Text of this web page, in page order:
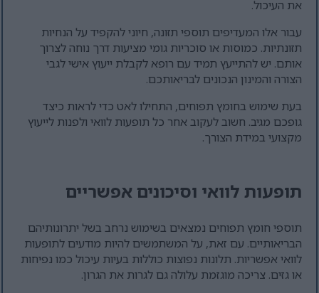
את העיכול.
עבור אלו המעדיפים תוספי תזונה, חיוני להקפיד על הנחיות
תזונתיות. כמוסות או סוכריות גומי מציעות דרך נוחה לצרוך
אותם. יש להתייעץ תמיד עם רופא לקבלת ייעוץ אישי לגבי
הצורה והמינון הנכונים לבריאותכם.
בעת שימוש בחומץ תפוחים, התחילו לאט כדי לראות כיצד
גופכם מגיב. חשוב לעקוב אחר כל תופעות לוואי ולפנות לייעוץ
מקצועי במידת הצורך.
תופעות לוואי וסיכונים אפשריים
תוספי חומץ תפוחים נמצאים בשימוש נרחב בשל יתרונותיהם
הבריאותיים. עם זאת, על המשתמשים להיות מודעים לתופעות
לוואי אפשריות. תלונות נפוצות כוללות בעיות עיכול כמו נפיחות
או גזים. צריכה מוגזמת עלולה גם לגרות את הגרון.